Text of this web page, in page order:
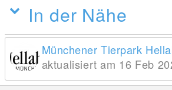
In der Nähe
Münchener Tierpark
aktualisiert am 16 Feb